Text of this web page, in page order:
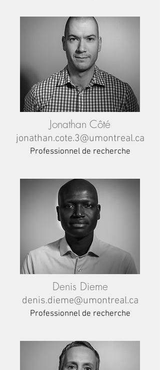
Jonathan Côté
jonathan.cote.3@umontreal.ca
Professionnelde recherche
Denis Dieme
denis.dieme@umontreal.ca
Professionnel de recherche